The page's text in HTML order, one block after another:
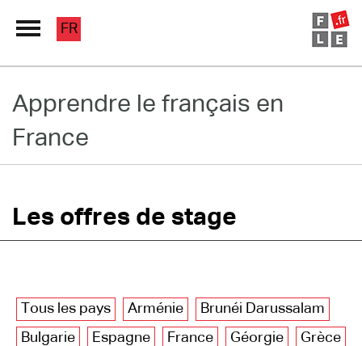
Grand Répertoire
Immersion France
Les pages PRO
FR
Apprendre le français en
France
Les offres de stage
Tous les pays Arménie
Brunéi Darussalam
Bulgarie
Espagne France Géorgie
Grèce